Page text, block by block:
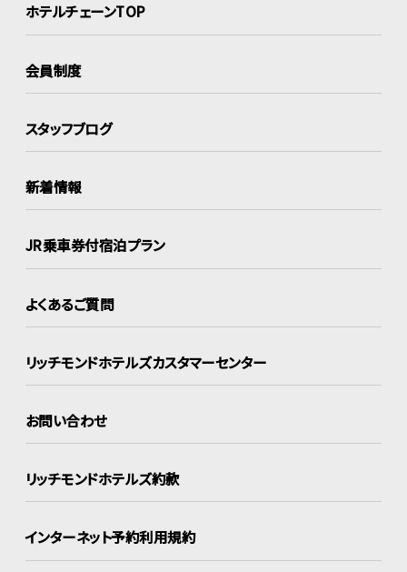
ホテルチェーンTOP
会員制度
スタッフブログ
新着情報
JR乗車券付宿泊プラン
よくあるご質問
リッチモンドホテルズカスタマーセンター
お問い合わせ
リッチモンドホテルズ約款
インターネット予約利用規約